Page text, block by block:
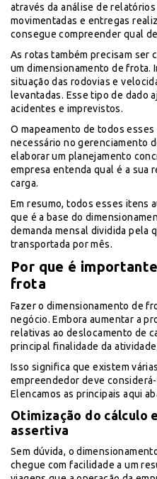
através da análise de
movimentadas e entregas
consegue compreender qual
As rotas também precisam ser
um dimensionamento de frota.
situação das rodovias e
levantadas. Esse tipo de dado
acidentes e imprevistos.
O mapeamento de todos
necessário no gerenciamento
elaborar um planejamento
empresa entenda qual é a sua
carga.
Em resumo, todos esses itens
que é a base do
demanda mensal dividida pela
transportada por mês.
Por que é
frota
Fazer o dimensionamento de
negócio. Embora aumentar a
relativas ao deslocamento de
principal finalidade da
Isso significa que existem
empreendedor deve
Elencamos as principais aqui
Otimização do cálculo
assertiva
Sem dúvida, o
chegue com facilidade a um